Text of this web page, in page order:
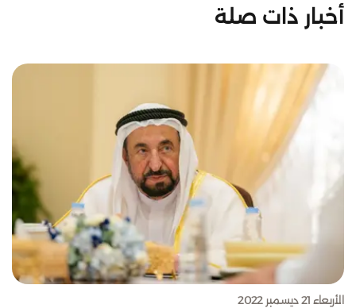
أخبار ذات صلة
الأربعاء 21 ديسمبر 2022